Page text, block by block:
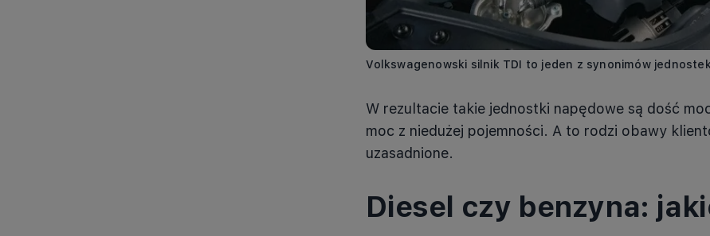
Volkswagenowski silnik TDI to jeden z synonimów
W rezultacie takie jednostki napędowe są dość
moc z niedużej pojemności. A to rodzi obawy
uzasadnione.
Diesel czy benzyna: